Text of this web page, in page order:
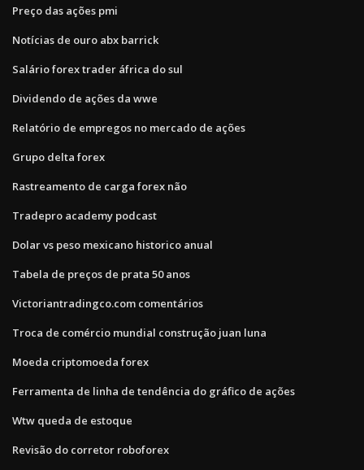
Preço das ações pmi
Notícias de ouro abx barrick
Salário forex trader áfrica do sul
Dividendo de ações da wwe
Relatório de empregos no mercado de ações
Grupo delta forex
Rastreamento de carga forex não
Tradepro academy podcast
Dolar vs peso mexicano historico anual
Tabela de preços de prata 50 anos
Victoriantradingco.com comentários
Troca de comércio mundial construção juan luna
Moeda criptomoeda forex
Ferramenta de linha de tendência do gráfico de ações
Wtw queda de estoque
Revisão do corretor roboforex